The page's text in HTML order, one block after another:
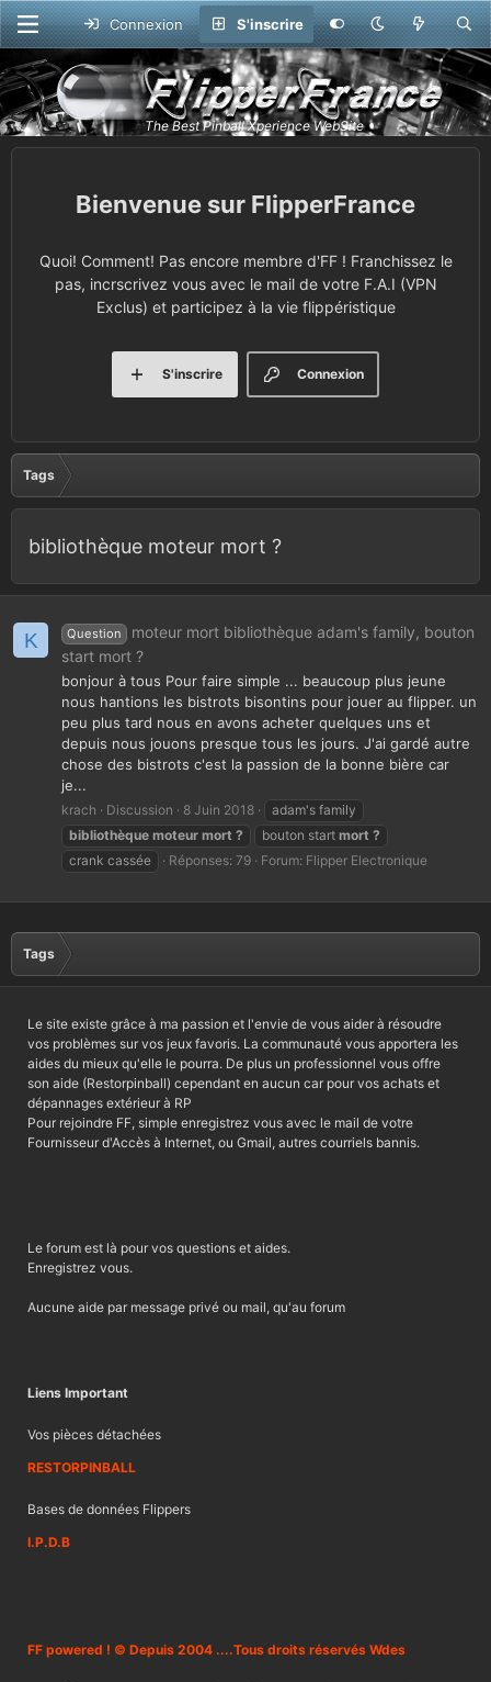
Connexion S'inscrire
FlipperFrance
Quoi! Comment! Pas encore membre d'FF ! Franchissez le
pas, incrscrivez vous avec le mail de votre F.A.I (VPN
Exclus) et participez à la vie flippéristique
Connexion
S'inscrire
Tags
bibliothèque moteur mort ?
K Question
moteur mort bibliothèque adam's family, bouton
start mort ?
bonjour à tous Pour faire simple ... beaucoup plus jeune
nous hantions les bistrots bisontins pour jouer au flipper. un
peu plus tard nous en avons acheter quelques uns et
depuis nous jouons presque tous les jours. J'ai gardé autre
chose des bistrots c'est la passion de la bonne bière car
je...
krach Discussion 8 Juin 2018
adam's family
bibliothèque moteur mort ? bouton start mort ?
crank cassée
Réponses: 79 Forum: Flipper Electronique
Tags
Le site existe grâce à ma passion et l'envie de vous aider à résoudre
vos problèmes sur vos jeux favoris. La communauté vous apportera les
aides du mieux qu'elle le pourra. De plus un professionnel vous offre
son aide (Restorpinball) cependant en aucun car pour vos achats et
dépannages extérieur à RP
Pour rejoindre FF, simple enregistrez vous avec le mail de votre
Fournisseur d'Accès à Internet, ou Gmail, autres courriels bannis.
Le forum est là pour vos questions et aides.
Enregistrez vous.
Aucune aide par message privé ou mail, qu'au forum
Liens Important
Vos pièces détachées
RESTORPINBALL
Bases de données Flippers
I.P.D.B
FF powered ! © Depuis 2004 ....Tous droits réservés Wdes